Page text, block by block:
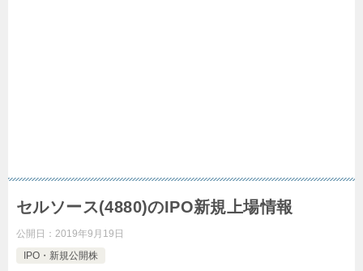
セルソース(4880)のIPO新規上場情報
公開日： 2019年9月19日
IPO・新規公開株